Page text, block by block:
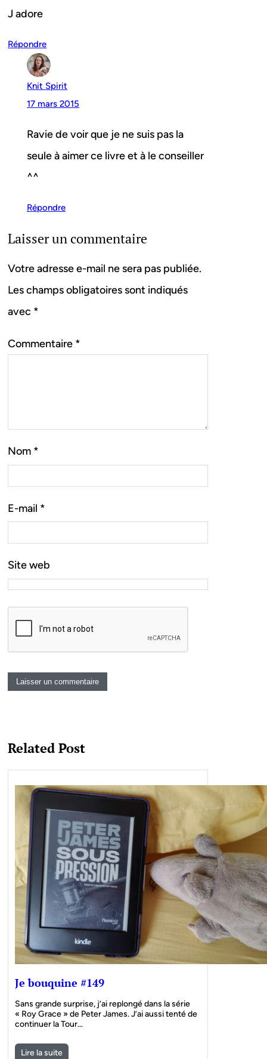
J adore
Répondre
Knit Spirit
17 mars 2015
Ravie de voir que je ne suis pas la
seule à aimer ce livre et à le conseiller
^^
Répondre
Laisser un commentaire
Votre adresse e-mail ne sera pas publiée.
Les champs obligatoires sont indiqués
avec *
Commentaire *
Nom *
E-mail *
Site web
Related Post
Je bouquine #149
Sans grande surprise, j’ai replongé dans la série
« Roy Grace » de Peter James. J’ai aussi tenté de
continuer la Tour…
Lire la suite